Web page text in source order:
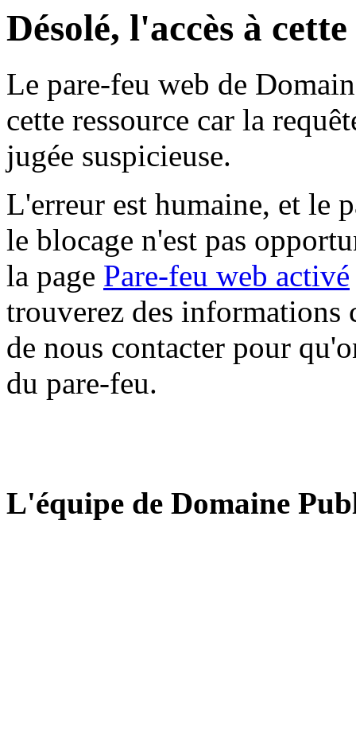
Désolé, l'accès à
Le pare-feu web de
cette ressource car la
jugée suspicieuse.
L'erreur est humaine, et le
le blocage n'est pas
la page Pare-feu web activé
trouverez des informations
de nous contacter pour
du pare-feu.
L'équipe de Domaine